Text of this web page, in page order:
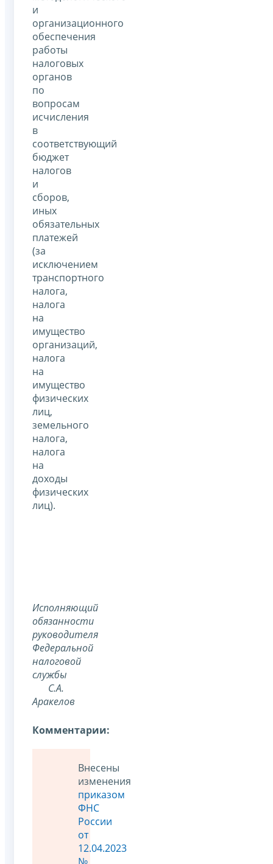
и
организационного
обеспечения
работы
налоговых
органов
по
вопросам
исчисления
в
соответствующий
бюджет
налогов
и
сборов,
иных
обязательных
платежей
(за
исключением
транспортного
налога,
налога
на
имущество
организаций,
налога
на
имущество
физических
лиц,
земельного
налога,
налога
на
доходы
физических
лиц).
Исполняющий
обязанности
руководителя
Федеральной
налоговой
службы
С.А.
Аракелов
Комментарии:
Внесены
изменения
приказом
ФНС
России
от
12.04.2023
№